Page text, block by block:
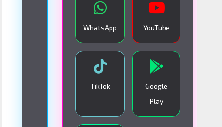
WhatsApp YouTube
TikTok
Google
Play